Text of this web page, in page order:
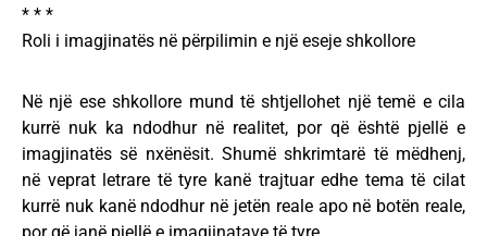
* * *
Roli i imagjinatës në përpilimin e një eseje shkollore
Në një ese shkollore mund të shtjellohet një temë e cila
kurrë nuk ka ndodhur në realitet, por që është pjellë e
imagjinatës së nxënësit. Shumë shkrimtarë të mëdhenj,
në veprat letrare të tyre kanë trajtuar edhe tema të cilat
kurrë nuk kanë ndodhur në jetën reale apo në botën reale,